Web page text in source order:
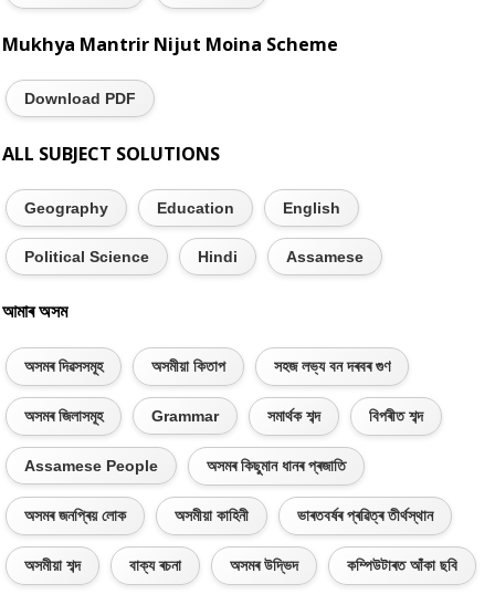
Mukhya Mantrir Nijut Moina Scheme
Download PDF
ALL SUBJECT SOLUTIONS
Geography Education English
Political Science Hindi Assamese
আমাৰ অসম
অসমৰ দিৱসসমূহ অসমীয়া কিতাপ সহজ লভ্য বন দৰবৰ গুণ
অসমৰ জিলাসমূহ Grammar সমাৰ্থক শব্দ বিপৰীত শব্দ
Assamese People অসমৰ কিছুমান ধানৰ প্ৰজাতি
অসমৰ জনপ্ৰিয় লোক অসমীয়া কাহিনী ভাৰতবৰ্ষৰ প্ৰৱিত্ৰ তীৰ্থস্থান
অসমীয়া শব্দ বাক্য ৰচনা অসমৰ উদ্ভিদ কম্পিউটাৰত আঁকা ছবি